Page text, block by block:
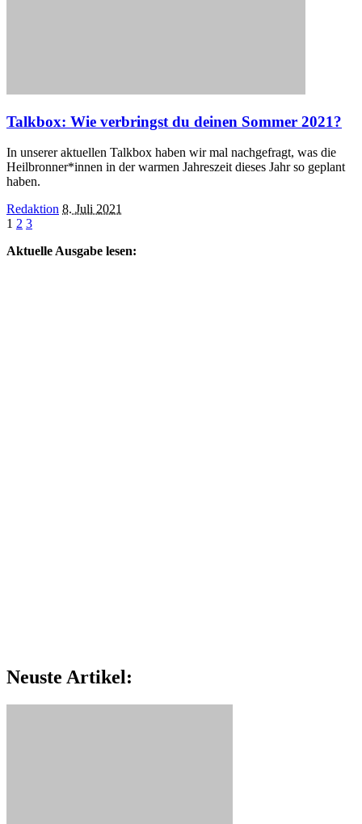
Talkbox: Wie verbringst du deinen Sommer 2021?
In unserer aktuellen Talkbox haben wir mal nachgefragt, was die
Heilbronner*innen in der warmen Jahreszeit dieses Jahr so geplant
haben.
Posted
by
Redaktion 8. Juli 2021
1 2 3
Aktuelle Ausgabe lesen:
Neuste Artikel: